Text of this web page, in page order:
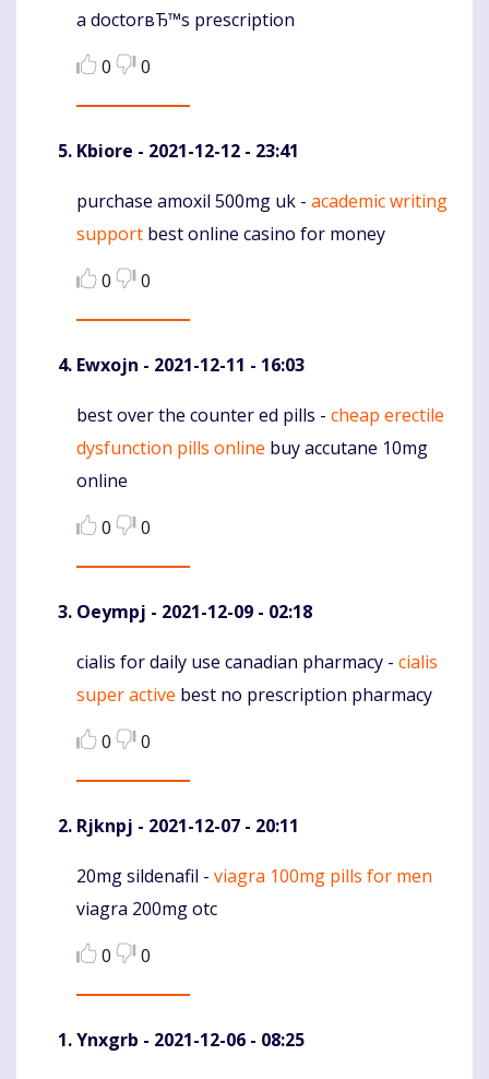
a doctorвЂ™s prescription
0
0
Kbiore - 2021-12-12 - 23:41
Komentaras
purchase amoxil 500mg uk - academic writing
support best online casino for money
0
0
Ewxojn - 2021-12-11 - 16:03
Komentaras
best over the counter ed pills - cheap erectile
dysfunction pills online buy accutane 10mg
online
0
0
Oeympj - 2021-12-09 - 02:18
Komentaras
cialis for daily use canadian pharmacy - cialis
super active best no prescription pharmacy
0
0
Rjknpj - 2021-12-07 - 20:11
Komentaras
20mg sildenafil - viagra 100mg pills for men
viagra 200mg otc
0
0
Ynxgrb - 2021-12-06 - 08:25